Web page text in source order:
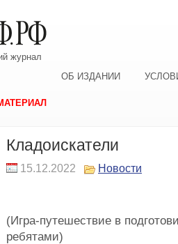
журнал
ОБ ИЗДАНИИ
Кладоискатели
15.12.2022 Новости
(Игра-путешествие в
ребятами)